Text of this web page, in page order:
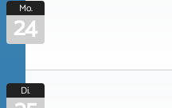
Mo.
24
Di.